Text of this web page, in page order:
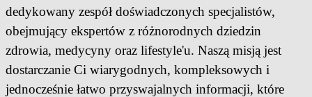
dedykowany zespół doświadczonych specjalistów,
obejmujący ekspertów z różnorodnych dziedzin
zdrowia, medycyny oraz lifestyle'u. Naszą misją jest
dostarczanie Ci wiarygodnych, kompleksowych i
jednocześnie łatwo przyswajalnych informacji, które